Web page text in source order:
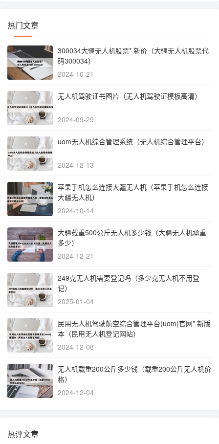
热门文章
300034大疆无人机股票* 新价（大疆无人机股票代
码300034）
2024-10-21
无人机驾驶证书图片（无人机驾驶证模板高清）
2024-09-29
uom无人机综合管理系统（无人机综合管理平台）
2024-12-13
苹果手机怎么连接大疆无人机（苹果手机怎么连接
大疆无人机）
2024-10-14
大疆载重500公斤无人机多少钱（大疆无人机承重
多少）
2024-12-21
249克无人机需要登记吗（多少克无人机不用登
记）
2025-01-04
民用无人机驾驶航空综合管理平台(uom)官网* 新版
本（民用无人机登记网站）
2024-12-08
无人机载重200公斤多少钱（载重200公斤无人机价
格）
2024-12-04
热评文章